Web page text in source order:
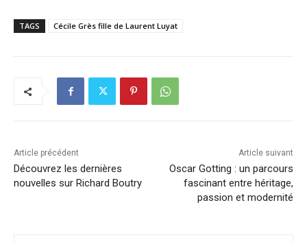
TAGS Cécile Grès fille de Laurent Luyat
Article précédent
Découvrez les dernières
nouvelles sur Richard Boutry
Article suivant
Oscar Gotting : un parcours
fascinant entre héritage,
passion et modernité